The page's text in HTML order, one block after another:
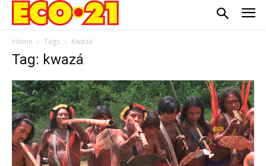
Home Tags Kwazá
Tag: kwazá